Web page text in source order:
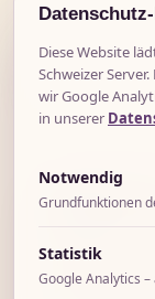
🔄
Hast du
lohnt
Diese Website
Schweizer
wir Google
in unserer
Notwendig
Grundfunktionen
Statistik
Google Analytics